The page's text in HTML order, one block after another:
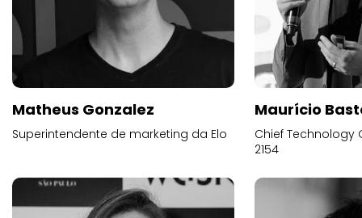
Matheus Gonzalez
Superintendente de marketing da Elo
Maurício
Chief Technology
2154